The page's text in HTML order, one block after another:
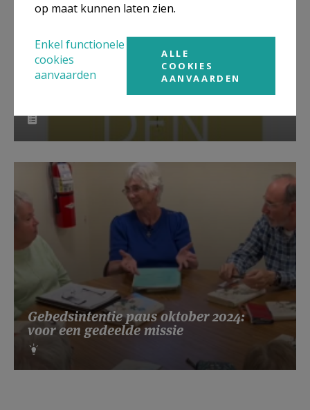
Lanceringsavond boek Zeven
Gebedsintentie paus oktober 2024:
voor een gedeelde missie
op maat kunnen laten zien.
Enkel functionele
cookies
aanvaarden
ALLE
COOKIES
AANVAARDEN